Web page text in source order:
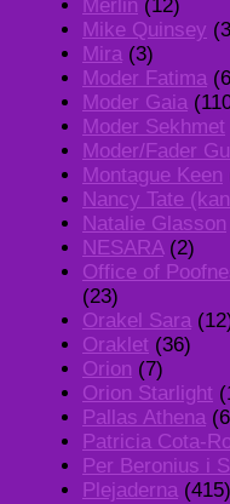
Merlin (12)
Mike Quinsey
Mira (3)
Moder Fatima
Moder Gaia
Moder Sekhmet
Moder/Fader
Montague Keen
Nancy Tate
Natalie Glasson
NESARA(2)
Office of
(23)
Orakel Sara
Oraklet (36)
Orion (7)
Orion Starlight
Pallas Athena
Patricia Cota-
Per Beronius i
Plejaderna (415)